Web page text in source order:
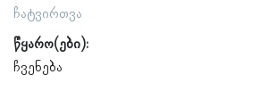
ჩატვირთვა
წყარო(ები):
ჩვენება